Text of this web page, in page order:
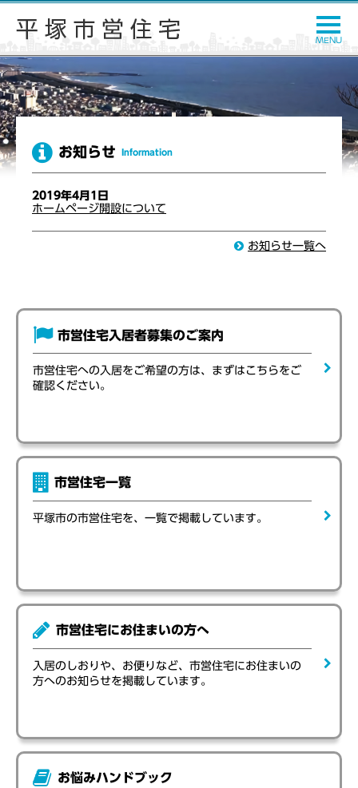
お知らせ Information
2019年4月1日
ホームページ開設について
お知らせ一覧へ
市営住宅入居者募集のご案内
市営住宅への入居をご希望の方は、まずはこちらをご
確認ください。
市営住宅一覧
平塚市の市営住宅を、一覧で掲載しています。
市営住宅にお住まいの方へ
入居のしおりや、お便りなど、市営住宅にお住まいの
方へのお知らせを掲載しています。
お悩みハンドブック